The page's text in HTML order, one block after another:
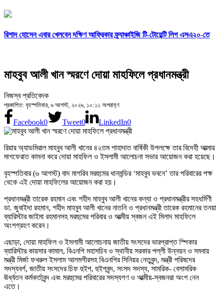
রিশাদ হোসেন এবার খেলবেন দক্ষিণ আফ্রিকার ফ্র্যাঞ্চাইজি টি-টোয়েন্টি লিগ এসএ২০-তে
মাহবুব আলী খান স্মরণে দোয়া মাহফিলে প্রধানমন্ত্রী
নিজস্ব প্রতিবেদক
প্রকাশিত: বৃহস্পতিবার, ৬ আগস্ট, ২০২৬, ১০:১১ অপরাহ্ণ
Facebook0 Tweet0 LinkedIn0
রিয়ার অ্যাডমিরাল মাহবুব আলী খানের ৪২তম শাহাদাত বার্ষিকী উপলক্ষে তার বিদেহী আত্মার
মাগফেরাত কামনা করে দোয়া মাহফিল ও ইসলামী আলোচনা সভার আয়োজন করা হয়েছে।
বৃহস্পতিবার (৬ আগস্ট) বাদ মাগরিব মরহুমের ধানমন্ডির ‘মাহবুব ভবনে’ তার পরিবারের পক্ষ
থেকে এই দোয়া মাহফিলের আয়োজন করা হয়।
প্রধানমন্ত্রী তারেক রহমান এবং শহীদ মাহবুব আলী খানের কন্যা ও প্রধানমন্ত্রীর সহধর্মিণী
ডা. জুবাইদা রহমান, শহীদ মাহবুব আলী খানের নাতনি ও প্রধানমন্ত্রী তারেক রহমানের তনয়া
ব্যারিস্টার জাইমা রহমানসহ মরহুমের পরিবার ও আত্মীয় স্বজন এই মিলাদ মাহফিলে
অংশগ্রহণ করেন।
এছাড়া, দোয়া মাহফিল ও ইসলামী আলোচনায় জাতীয় সংসদের ভারপ্রাপ্ত স্পিকার
ব্যারিস্টার কায়সার কামাল, বিএনপি মহাসচিব ও স্থানীয় সরকার পল্লী উন্নয়ন ও সমবায়
মন্ত্রী মির্জা ফখরুল ইসলাম আলমগীরসহ বিএনপির সিনিয়র নেতৃবৃন্দ, মন্ত্রী পরিষদের
সদস্যবর্গ, জাতীয় সংসদের চিফ হুইপ, হুইপবৃন্দ, সংসদ সদস্য, সামরিক- বেসামরিক
ঊর্ধ্বতন কর্মকর্তাবৃন্দ এবং মরহুমের পরিবারের সদস্যগণ ও আত্মীয়-স্বজনরা অংশ নেন
এতে।